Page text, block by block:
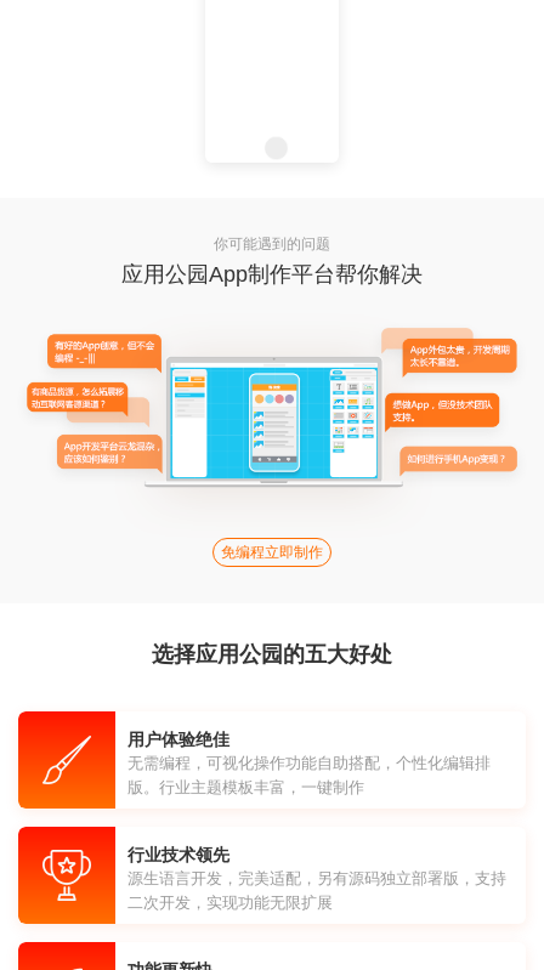
你可能遇到的问题
应用公园App制作平台帮你解决
免编程立即制作
选择应用公园的五大好处
用户体验绝佳
无需编程，可视化操作功能自助搭配，个性化编辑排
版。行业主题模板丰富，一键制作
行业技术领先
源生语言开发，完美适配，另有源码独立部署版，支持
二次开发，实现功能无限扩展